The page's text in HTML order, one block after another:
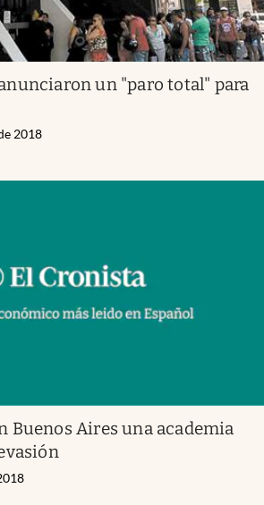
un "paro total" para
2018
Buenos Aires una academia